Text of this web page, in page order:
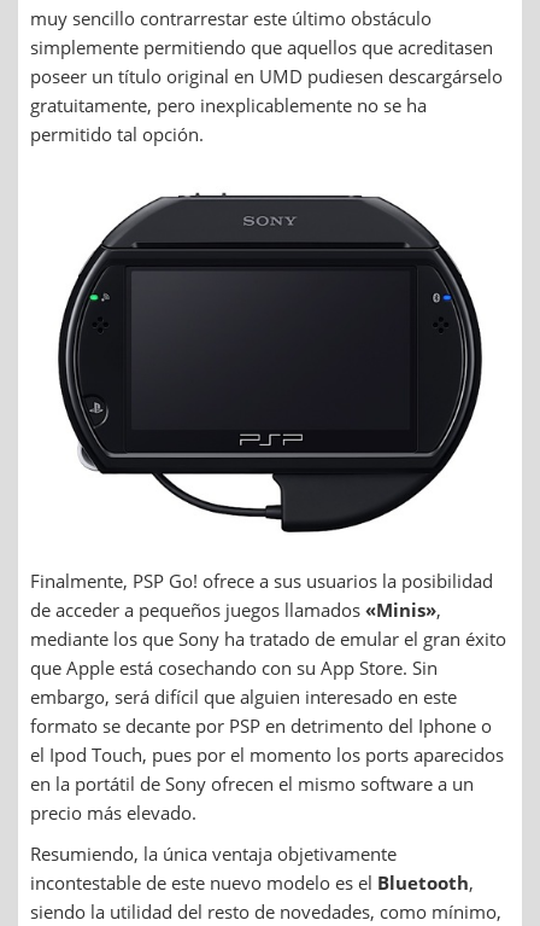
muy sencillo contrarrestar este último obstáculo
simplemente permitiendo que aquellos que acreditasen
poseer un título original en UMD pudiesen descargárselo
gratuitamente, pero inexplicablemente no se ha
permitido tal opción.
Finalmente, PSP Go! ofrece a sus usuarios la posibilidad
de acceder a pequeños juegos llamados «Minis»,
mediante los que Sony ha tratado de emular el gran éxito
que Apple está cosechando con su App Store. Sin
embargo, será difícil que alguien interesado en este
formato se decante por PSP en detrimento del Iphone o
el Ipod Touch, pues por el momento los ports aparecidos
en la portátil de Sony ofrecen el mismo software a un
precio más elevado.
Resumiendo, la única ventaja objetivamente
incontestable de este nuevo modelo es el Bluetooth,
siendo la utilidad del resto de novedades, como mínimo,